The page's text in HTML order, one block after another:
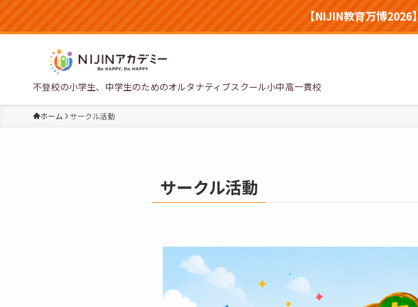
【NIJIN教育万博2026
不登校の小学生、中学生のためのオルタナティブスクール小中高一貫校
ホーム サークル活動
サークル活動